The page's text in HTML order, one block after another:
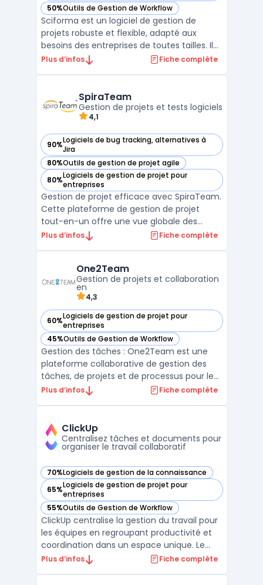
50%Outils de Gestion de Workflow
— voir Sciforma dans cette catégorie
Sciforma est un logiciel de gestion de
projets robuste et flexible, adapté aux
besoins des entreprises de toutes tailles. Il
offre des fonctionnalités complètes pour la
travailler de manière efficace et harmonieu
...
Plus d’infos Fiche complète
SpiraTeam
Gestion de projets et tests logiciels
4,1
90%Logiciels de bug tracking, alternatives à
Jira
— voir SpiraTeam dans cette catégorie
80%Outils de gestion de projet agile
— voir SpiraTeam dans cette catégorie
80%Logiciels de gestion de projet pour
entreprises
— voir SpiraTeam dans cette catégorie
Gestion de projet efficace avec SpiraTeam.
Cette plateforme de gestion de projet
tout-en-un offre une vue globale des
projets en cours, permettant de suivre les
outils de gestion de projets, SpiraTeam
facilite la co ...
Plus d’infos Fiche complète
One2Team
Gestion de projets et collaboration
en
4,3
60%Logiciels de gestion de projet pour
entreprises
— voir One2Team dans cette catégorie
45%Outils de Gestion de Workflow
— voir One2Team dans cette catégorie
Gestion des tâches : One2Team est une
plateforme collaborative de gestion des
tâches, de projets et de processus pour les
entreprises. Elle propose une solution
efficace et productive. One2Team : La
plateforme One2Team ...
Plus d’infos Fiche complète
ClickUp
Centralisez tâches et documents pour
organiser le travail collaboratif
70%Logiciels de gestion de la connaissance
— voir ClickUp dans cette catégorie
65%Logiciels de gestion de projet pour
entreprises
— voir ClickUp dans cette catégorie
55%Outils de Gestion de Workflow
— voir ClickUp dans cette catégorie
ClickUp centralise la gestion du travail pour
les équipes en regroupant productivité et
coordination dans un espace unique. Le
logiciel facilite le suivi quotidien des tâches,
Plus d’infos Fiche complète